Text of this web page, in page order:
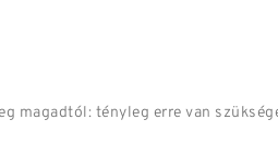
tényleg erre van